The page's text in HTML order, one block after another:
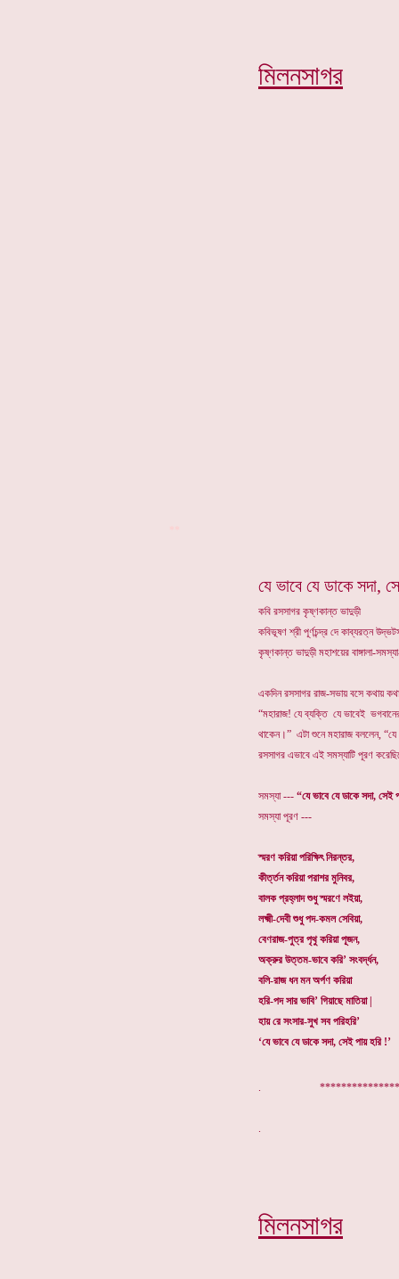
মিলনসাগর
.
মিলনসাগর
যে ভাবে যে ডাকে সদা,
কবি রসসাগর কৃষ্ণকান্ত ভাদুড়ী
কবিভূষণ শ্রী পূর্ণচন্দ্র দে কাব্যরত্ন
কৃষ্ণকান্ত ভাদুড়ী মহাশয়ের বাঙ্গালা-
একদিন রসসাগর রাজ-সভায় বসে কথায়
“মহারাজ! যে ব্যক্তি যে ভাবেই
থাকেন।” এটা শুনে মহারাজ বললেন,
রসসাগর এভাবে এই সমস্যাটি পূরণ
সমস্যা --- “যে ভাবে যে ডাকে সদা, সেই
সমস্যা পূরণ ---
স্মরণ করিয়া পরিক্ষিৎ নিরন্তর,
কীর্ত্তন করিয়া পরাশর মুনিবর,
বালক প্রহ্লাদ শুধু স্মরণে লইয়া,
লক্ষ্মী-দেবী শুধু পদ-কমল সেবিয়া,
বেণরাজ-পুত্র পৃথু করিয়া পূজন,
অক্রুর উত্তম-ভাবে করি’ সংবর্দ্ধন,
বলি-রাজ ধন মন অর্পণ করিয়া
হরি-পদ সার ভাবি’ গিয়াছে মাতিয়া |
হায় রে সংসার-সুখ সব পরিহরি’
‘যে ভাবে যে ডাকে সদা, সেই পায় হরি !’